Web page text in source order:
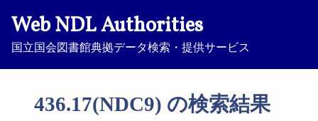
Web NDL Authorities
国立国会図書館典拠データ検索・提供サービス
436.17(NDC9) の検索結果